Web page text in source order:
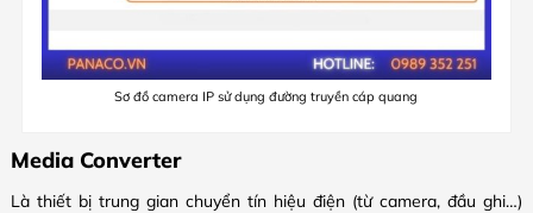
Sơ đồ camera IP sử dụng đường truyền cáp quang
Media Converter
Là thiết bị trung gian chuyển tín hiệu điện (từ camera, đầu ghi…)